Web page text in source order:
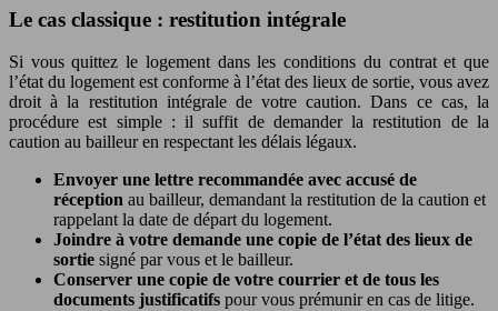
Le cas classique : restitution intégrale
Si vous quittez le logement dans les conditions du contrat et que
l’état du logement est conforme à l’état des lieux de sortie, vous avez
droit à la restitution intégrale de votre caution. Dans ce cas, la
procédure est simple : il suffit de demander la restitution de la
caution au bailleur en respectant les délais légaux.
Envoyer une lettre recommandée avec accusé de
réception au bailleur, demandant la restitution de la caution et
rappelant la date de départ du logement.
Joindre à votre demande une copie de l’état des lieux de
sortie signé par vous et le bailleur.
Conserver une copie de votre courrier et de tous les
documents justificatifs pour vous prémunir en cas de litige.